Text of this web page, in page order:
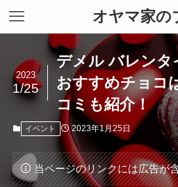
オヤマ家の
デメル バレンタ
おすすめチョコ
コミも紹介！
2023
1/25
イベント 2023年1月25日
当ページのリンクには広告が